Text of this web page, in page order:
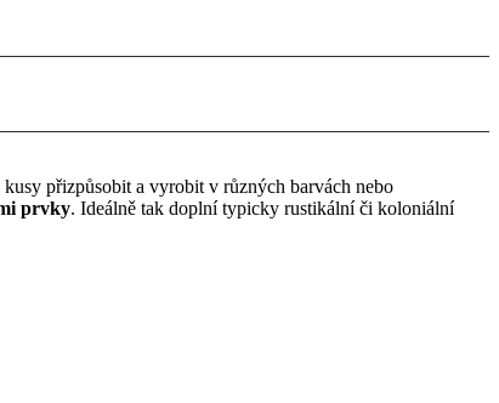
přizpůsobit a vyrobit v různých barvách nebo
prvky. Ideálně tak doplní typicky rustikální či koloniální